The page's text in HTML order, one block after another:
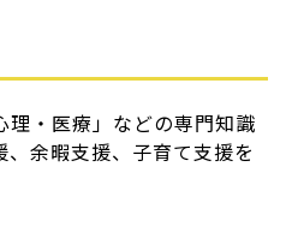
理・医療」などの専門知識
余暇支援、子育て支援を